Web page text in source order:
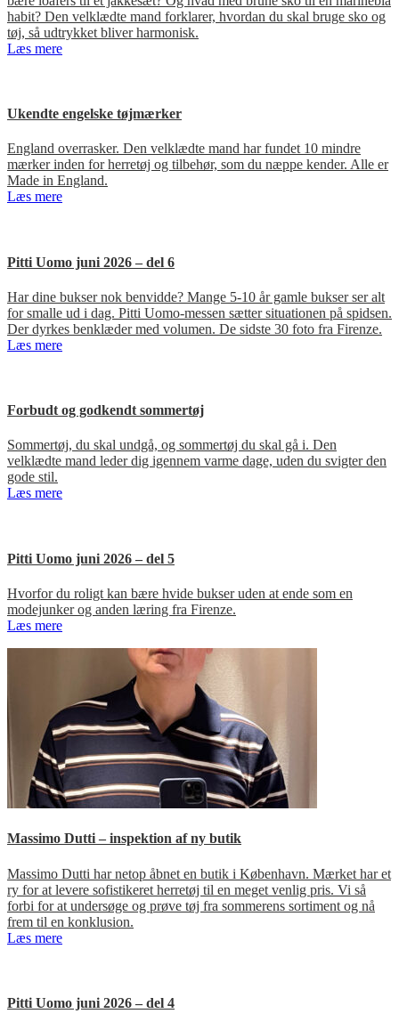
habit? Den velklædte mand forklarer, hvordan du skal bruge sko og
tøj, så udtrykket bliver harmonisk.
Læs mere
Ukendte engelske tøjmærker
England overrasker. Den velklædte mand har fundet 10 mindre
mærker inden for herretøj og tilbehør, som du næppe kender. Alle er
Made in England.
Læs mere
Pitti Uomo juni 2026 – del 6
Har dine bukser nok benvidde? Mange 5-10 år gamle bukser ser alt
for smalle ud i dag. Pitti Uomo-messen sætter situationen på spidsen.
Der dyrkes benklæder med volumen. De sidste 30 foto fra Firenze.
Læs mere
Forbudt og godkendt sommertøj
Sommertøj, du skal undgå, og sommertøj du skal gå i. Den
velklædte mand leder dig igennem varme dage, uden du svigter den
gode stil.
Læs mere
Pitti Uomo juni 2026 – del 5
Hvorfor du roligt kan bære hvide bukser uden at ende som en
modejunker og anden læring fra Firenze.
Læs mere
Massimo Dutti – inspektion af ny butik
Massimo Dutti har netop åbnet en butik i København. Mærket har et
ry for at levere sofistikeret herretøj til en meget venlig pris. Vi så
forbi for at undersøge og prøve tøj fra sommerens sortiment og nå
frem til en konklusion.
Læs mere
Pitti Uomo juni 2026 – del 4